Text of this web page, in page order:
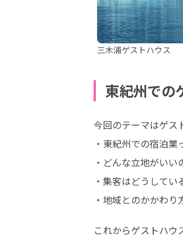
三木浦ゲストハウス
東紀州での
今回のテーマはゲス
・東紀州での宿泊業
・どんな立地がい
・集客はどうしてい
・地域とのかかわり
これからゲストハウ